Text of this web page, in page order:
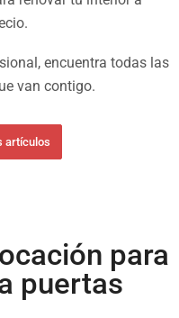
encuentra todas las
van contigo.
artículos
para
puertas